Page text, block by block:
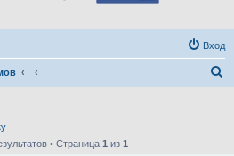
Вход
• Страница 1 из 1